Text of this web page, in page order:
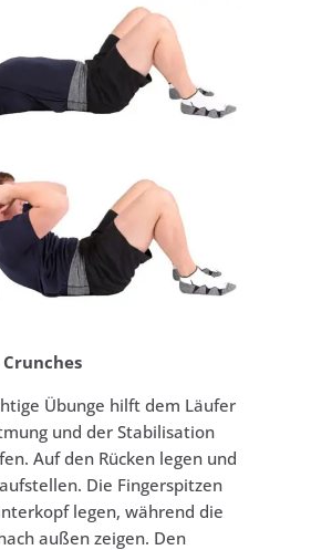
Übunge hilft dem Läufer
und der Stabilisation
Auf den Rücken legen und
Die Fingerspitzen
legen, während die
außen zeigen. Den